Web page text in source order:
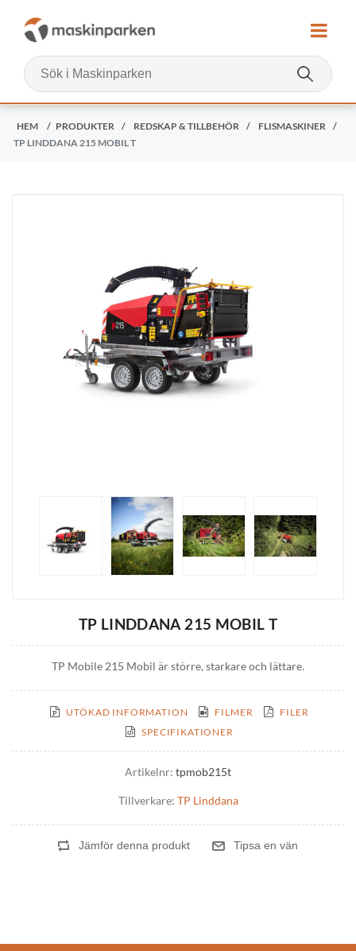
HEM / PRODUKTER / REDSKAP & TILLBEHÖR / FLISMASKINER
/
TP LINDDANA 215 MOBIL T
TP LINDDANA 215 MOBIL T
TP Mobile 215 Mobil är större, starkare och lättare.
UTÖKAD INFORMATION FILMER
FILER
SPECIFIKATIONER
Artikelnr: tpmob215t
Tillverkare: TP Linddana